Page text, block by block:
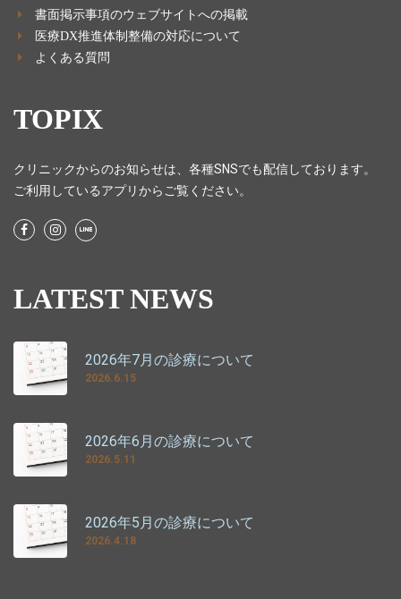
書面掲示事項のウェブサイトへの掲載
医療DX推進体制整備の対応について
よくある質問
TOPIX
クリニックからのお知らせは、各種SNSでも配信しております。
ご利用しているアプリからご覧ください。
LATEST NEWS
2026年7月の診療について
2026.6.15
2026年6月の診療について
2026.5.11
2026年5月の診療について
2026.4.18